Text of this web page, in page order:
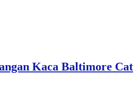
Kaca Baltimore Cat